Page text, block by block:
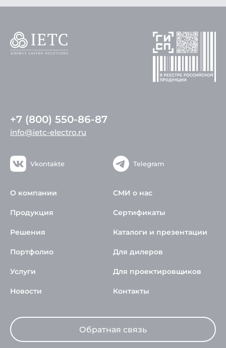
+7 (800) 550-86-87
info@ietc-electro.ru
Vkontakte Telegram
О компании
Продукция
Решения
Портфолио
Услуги
Новости
СМИ о нас
Сертификаты
Каталоги и презентации
Для дилеров
Для проектировщиков
Контакты
Обратная связь